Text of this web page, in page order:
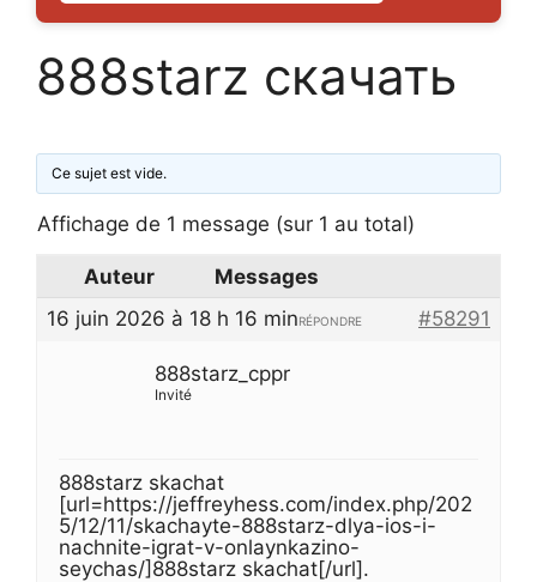
888starz скачать
Ce sujet est vide.
Affichage de 1 message (sur 1 au total)
Auteur
Messages
16 juin 2026 à 18 h 16 min
#58291
RÉPONDRE
888starz_cppr
Invité
888starz skachat
[url=https://jeffreyhess.com/index.php/202
5/12/11/skachayte-888starz-dlya-ios-i-
nachnite-igrat-v-onlaynkazino-
seychas/]888starz skachat[/url].